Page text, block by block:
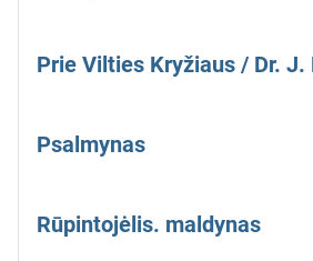
Prie Vilties Kryžiaus / Dr. J.
Psalmynas
Rūpintojėlis. maldynas